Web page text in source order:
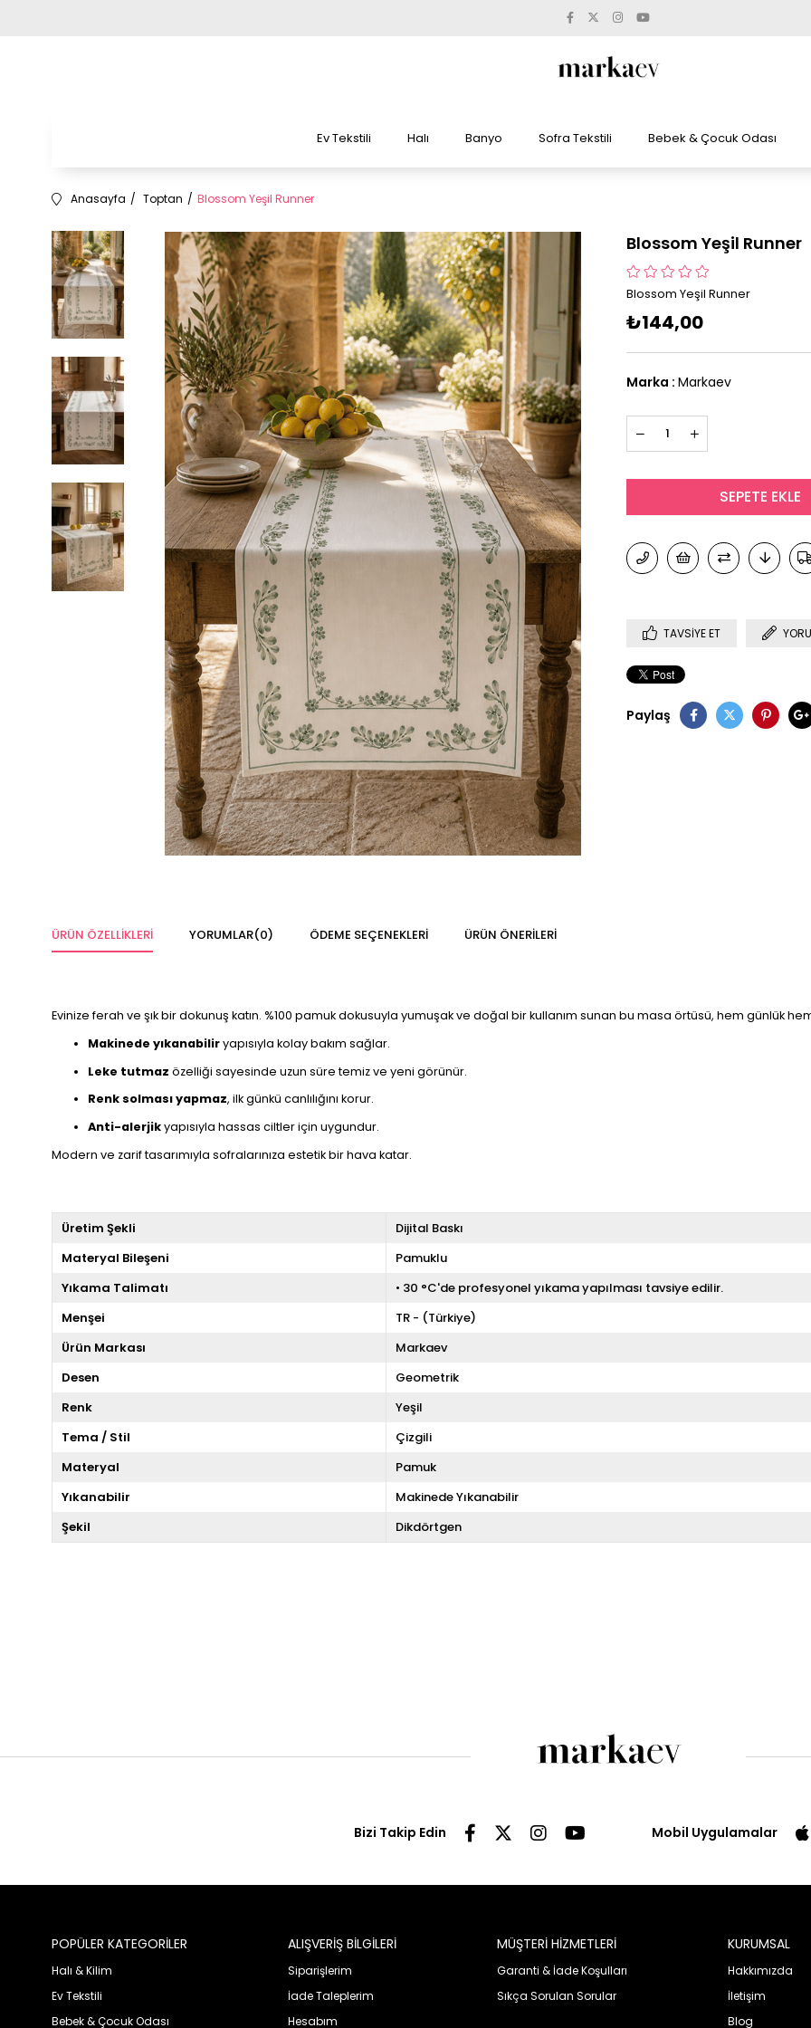
Ev Tekstili Halı Banyo Sofra Tekstili Bebek & Çocuk Odası
Anasayfa Toptan Blossom Yeşil Runner
Blossom Yeşil Runner
Blossom Yeşil Runner
₺144,00
Marka : Markaev
TAVSIYE ET
Paylaş
ÜRÜN ÖZELLIKLERI YORUMLAR(0) ÖDEME SEÇENEKLERI ÜRÜN ÖNERILERI
Evinize ferah ve şık bir dokunuş katın. %100 pamuk dokusuyla yumuşak ve doğal bir kullanım sunan bu masa örtüsü, hem günlük
Makinede yıkanabiliryapısıyla kolay bakım sağlar.
Leke tutmaz özelliği sayesinde uzun süre temiz ve yeni görünür.
Renk solması yapmaz, ilk günkü canlılığını korur.
Anti-alerjikyapısıyla hassas ciltler için uygundur.
Modern ve zarif tasarımıyla sofralarınıza estetik bir hava katar.
Üretim Şekli
Dijital Baskı
Materyal Bileşeni
Pamuklu
Yıkama Talimatı
• 30 °C'de profesyonel yıkama yapılması tavsiye edilir.
Menşei
TR - (Türkiye)
Ürün Markası
Markaev
Desen
Geometrik
Renk
Yeşil
Tema / Stil
Çizgili
Materyal
Pamuk
Yıkanabilir
Makinede Yıkanabilir
Şekil
Dikdörtgen
Bizi Takip Edin Mobil Uygulamalar
POPÜLER KATEGORİLER
Halı & Kilim
Ev Tekstili
Bebek & Çocuk Odası
ALIŞVERİŞ BİLGİLERİ
Siparişlerim
İade Taleplerim
Hesabım
MÜŞTERİ HİZMETLERİ
Garanti & İade Koşulları
Sıkça Sorulan Sorular
KURUMSAL
Hakkımızda
İletişim
Blog